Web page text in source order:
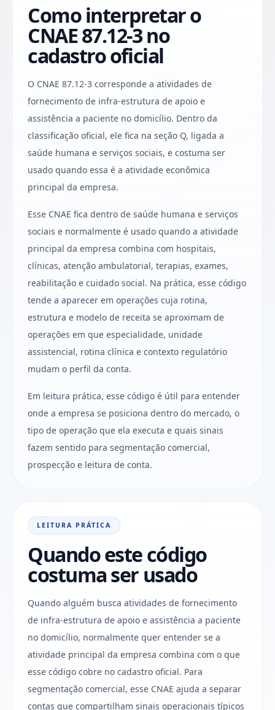
Como interpretar o
CNAE 87.12-3 no
cadastro oficial
O CNAE 87.12-3 corresponde a atividades de
fornecimento de infra-estrutura de apoio e
assistência a paciente no domicílio. Dentro da
classificação oficial, ele fica na seção Q, ligada a
saúde humana e serviços sociais, e costuma ser
usado quando essa é a atividade econômica
principal da empresa.
Esse CNAE fica dentro de saúde humana e serviços
sociais e normalmente é usado quando a atividade
principal da empresa combina com hospitais,
clínicas, atenção ambulatorial, terapias, exames,
reabilitação e cuidado social. Na prática, esse código
tende a aparecer em operações cuja rotina,
estrutura e modelo de receita se aproximam de
operações em que especialidade, unidade
assistencial, rotina clínica e contexto regulatório
mudam o perfil da conta.
Em leitura prática, esse código é útil para entender
onde a empresa se posiciona dentro do mercado, o
tipo de operação que ela executa e quais sinais
fazem sentido para segmentação comercial,
prospecção e leitura de conta.
LEITURA PRÁTICA
Quando este código
costuma ser usado
Quando alguém busca atividades de fornecimento
de infra-estrutura de apoio e assistência a paciente
no domicílio, normalmente quer entender se a
atividade principal da empresa combina com o que
esse código cobre no cadastro oficial. Para
segmentação comercial, esse CNAE ajuda a separar
contas que compartilham sinais operacionais típicos